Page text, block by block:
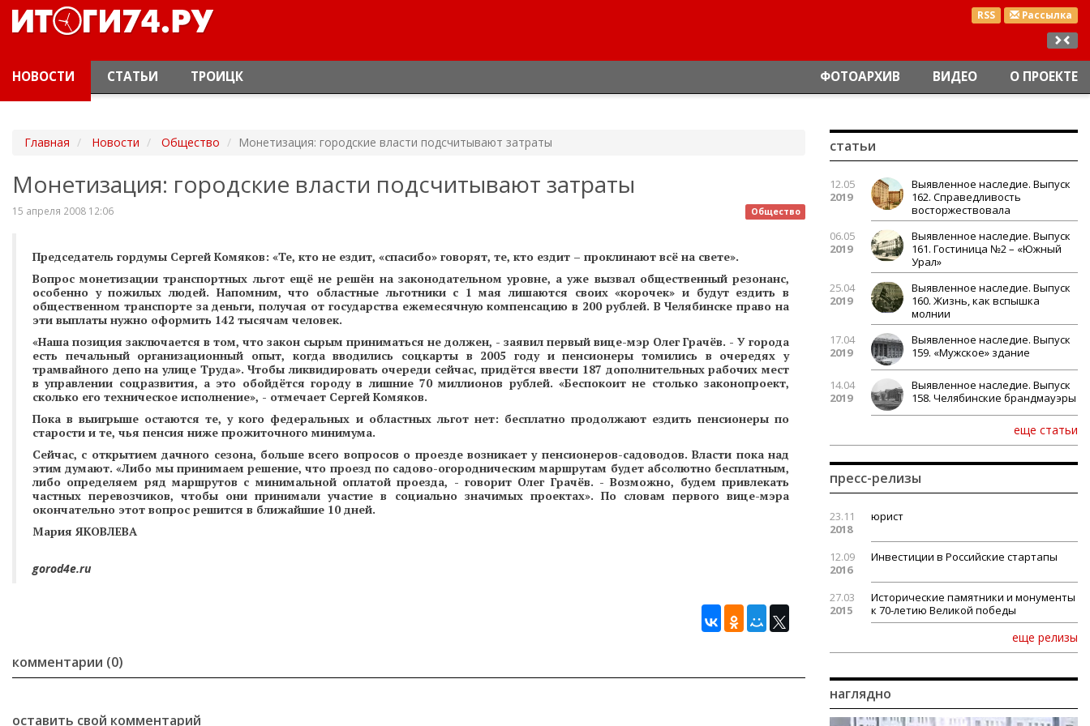
RSS Рассылка
НОВОСТИ СТАТЬИ ТРОИЦК ФОТОАРХИВ ВИДЕО О ПРОЕКТЕ
Главная Новости Общество Монетизация: городские власти подсчитывают затраты
Монетизация: городские власти подсчитывают затраты
Общество
15 апреля 2008 12:06
Председатель гордумы Сергей Комяков: «Те, кто не ездит, «спасибо» говорят, те, кто ездит – проклинают всё на свете».
Вопрос монетизации транспортных льгот ещё не решён на законодательном уровне, а уже вызвал общественный резонанс,
особенно у пожилых людей. Напомним, что областные льготники с 1 мая лишаются своих «корочек» и будут ездить в
общественном транспорте за деньги, получая от государства ежемесячную компенсацию в 200 рублей. В Челябинске право на
эти выплаты нужно оформить 142 тысячам человек.
«Наша позиция заключается в том, что закон сырым приниматься не должен, - заявил первый вице-мэр Олег Грачёв. - У города
есть печальный организационный опыт, когда вводились соцкарты в 2005 году и пенсионеры томились в очередях у
трамвайного депо на улице Труда». Чтобы ликвидировать очереди сейчас, придётся ввести 187 дополнительных рабочих мест
в управлении соцразвития, а это обойдётся городу в лишние 70 миллионов рублей. «Беспокоит не столько законопроект,
сколько его техническое исполнение», - отмечает Сергей Комяков.
Пока в выигрыше остаются те, у кого федеральных и областных льгот нет: бесплатно продолжают ездить пенсионеры по
старости и те, чья пенсия ниже прожиточного минимума.
Сейчас, с открытием дачного сезона, больше всего вопросов о проезде возникает у пенсионеров-садоводов. Власти пока над
этим думают. «Либо мы принимаем решение, что проезд по садово-огородническим маршрутам будет абсолютно бесплатным,
либо определяем ряд маршрутов с минимальной оплатой проезда, - говорит Олег Грачёв. - Возможно, будем привлекать
частных перевозчиков, чтобы они принимали участие в социально значимых проектах». По словам первого вице-мэра
окончательно этот вопрос решится в ближайшие 10 дней.
Мария ЯКОВЛЕВА
gorod4e.ru
комментарии (0)
оставить свой комментарий
статьи
12.05
2019
Выявленное наследие. Выпуск
162. Справедливость
восторжествовала
06.05
2019
Выявленное наследие. Выпуск
161. Гостиница №2 – «Южный
Урал»
25.04
2019
Выявленное наследие. Выпуск
160. Жизнь, как вспышка
молнии
17.04
2019
Выявленное наследие. Выпуск
159. «Мужское» здание
14.04
2019
Выявленное наследие. Выпуск
158. Челябинские брандмауэры
еще статьи
пресс-релизы
23.11
2018
юрист
12.09
2016
Инвестиции в Российские стартапы
27.03
2015
Исторические памятники и монументы
к 70-летию Великой победы
еще релизы
наглядно